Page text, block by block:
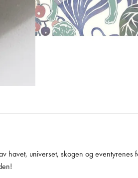
havet, universet, skogen og eventyrenes